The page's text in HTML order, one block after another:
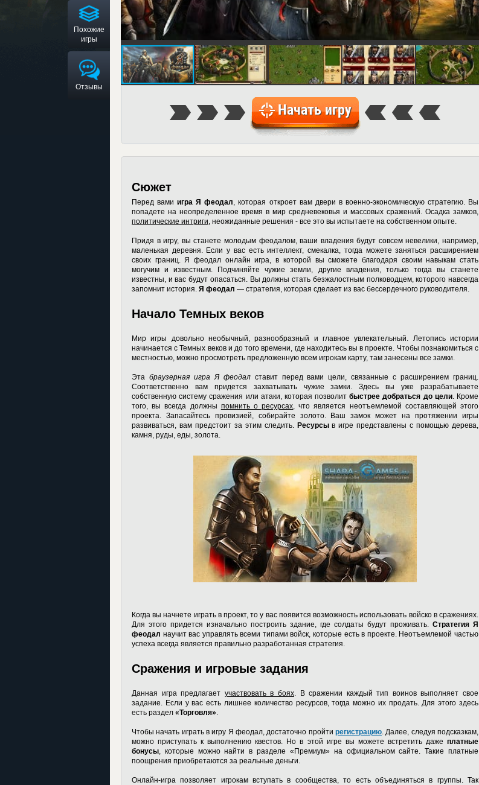
Похожие
игры
Отзывы
Начать игру
Сюжет
Перед вамиигра Я феодал, которая откроет вам двери в военно-экономическую стратегию. Вы
попадете на неопределенное время в мир средневековья и массовых сражений. Осадка замков,
политические интриги, неожиданные решения - все это вы испытаете на собственном опыте.
Придя в игру, вы станете молодым феодалом, ваши владения будут совсем невелики, например,
маленькая деревня. Если у вас есть интеллект, смекалка, тогда можете заняться расширением
своих границ.Я феодал онлайн игра, в которой вы сможете благодаря своим навыкам стать
могучим и известным. Подчиняйте чужие земли, другие владения, только тогда вы станете
известны, и вас будут опасаться. Вы должны стать безжалостным полководцем, которого навсегда
запомнит история. Я феодал — стратегия, которая сделает из вас бессердечного руководителя.
Начало Темных веков
Мир игры довольно необычный, разнообразный и главное увлекательный. Летопись истории
начинается с Темных веков и до того времени, где находитесь вы в проекте. Чтобы познакомиться с
местностью, можно просмотреть предложенную всем игрокам карту, там занесены все замки.
Эта браузерная игра Я феодалставит перед вами цели, связанные с расширением границ.
Соответственно вам придется захватывать чужие замки. Здесь вы уже разрабатываете
собственную систему сражения или атаки, которая позволитбыстрее добраться до цели. Кроме
того, вы всегда должны помнить о ресурсах, что является неотъемлемой составляющей этого
проекта. Запасайтесь провизией, собирайте золото. Ваш замок может на протяжении игры
развиваться, вам предстоит за этим следить. Ресурсыв игре представлены с помощью дерева,
камня, руды, еды, золота.
Когда вы начнете играть в проект, то у вас появится возможность использовать войско в сражениях.
Для этого придется изначально построить здание, где солдаты будут проживать. Стратегия Я
феодал научит вас управлять всеми типами войск, которые есть в проекте. Неотъемлемой частью
успеха всегда является правильно разработанная стратегия.
Сражения и игровые задания
Данная игра предлагает участвовать в боях. В сражении каждый тип воинов выполняет свое
задание. Если у вас есть лишнее количество ресурсов, тогда можно их продать. Для этого здесь
есть раздел «Торговля».
Чтобы начать играть в игру Я феодал, достаточно пройтирегистрацию. Далее, следуя подсказкам,
можно приступать к выполнению квестов. Но в этой игре вы можете встретить даже платные
бонусы, которые можно найти в разделе «Премиум» на официальном сайте. Такие платные
поощрения приобретаются за реальные деньги.
Онлайн-игра позволяет игрокам вступать в сообщества, то есть объединяться в группы. Так